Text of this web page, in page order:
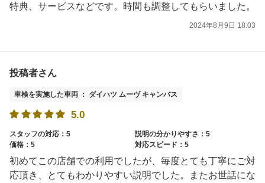
特典、サービスなどです。時間も調整してもらいました。
2024年8月9日 18:03
投稿者さん
車検を実施した車両 ： ダイハツ ムーヴ キャンバス
5.0
スタッフの対応：5
説明の分かりやすさ：5
価格：5
対応スピード：5
初めてこの店舗での利用でしたが、毎度とても丁寧にご対
応頂き、とてもわかりやすい説明でした。またお世話にな